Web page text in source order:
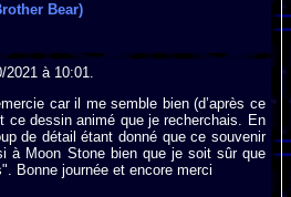
Bear)
2021 à 10:01.
car il me semble bien (d’après ce
ce dessin animé que je recherchais. En
de détail étant donné que ce souvenir
à Moon Stone bien que je soit sûr que
Bonne journée et encore merci